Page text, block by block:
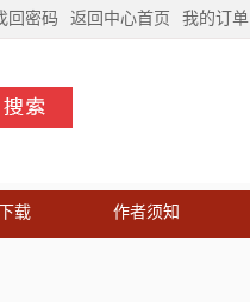
回密码 返回中心首页 我的订单
载 作者须知